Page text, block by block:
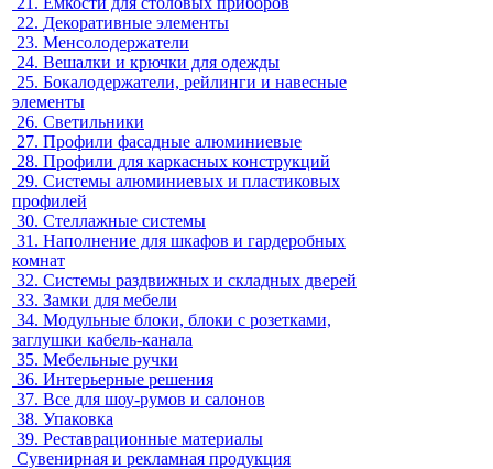
22. Декоративные элементы
23. Менсолодержатели
24. Вешалки и крючки для одежды
25. Бокалодержатели, рейлинги и навесные
элементы
26. Светильники
27. Профили фасадные алюминиевые
28. Профили для каркасных конструкций
29. Системы алюминиевых и пластиковых
профилей
30. Стеллажные системы
31. Наполнение для шкафов и гардеробных
комнат
32. Системы раздвижных и складных дверей
33. Замки для мебели
34. Модульные блоки, блоки с розетками,
заглушки кабель-канала
35. Мебельные ручки
36. Интерьерные решения
37. Все для шоу-румов и салонов
38. Упаковка
39. Реставрационные материалы
Сувенирная и рекламная продукция